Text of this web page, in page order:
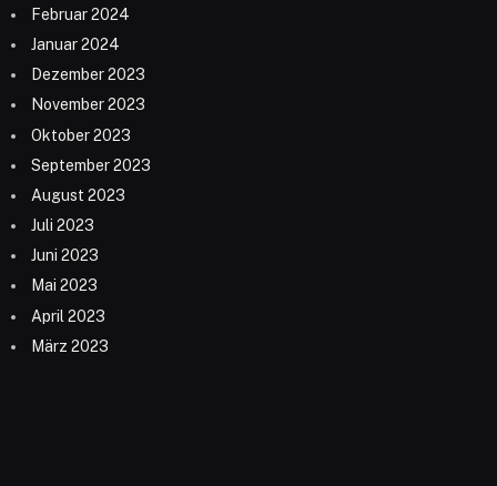
Februar 2024
Januar 2024
Dezember 2023
November 2023
Oktober 2023
September 2023
August 2023
Juli 2023
Juni 2023
Mai 2023
April 2023
März 2023